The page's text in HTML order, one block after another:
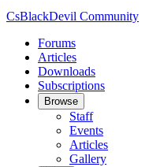
CsBlackDevil Community
Forums
Articles
Downloads
Subscriptions
Browse
Staff
Events
Articles
Gallery